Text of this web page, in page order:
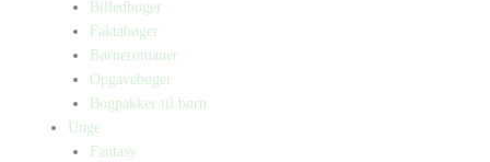
Billedbøger
Faktabøger
Børneromaner
Opgavebøger
Bogpakker til børn
Unge
Fantasy